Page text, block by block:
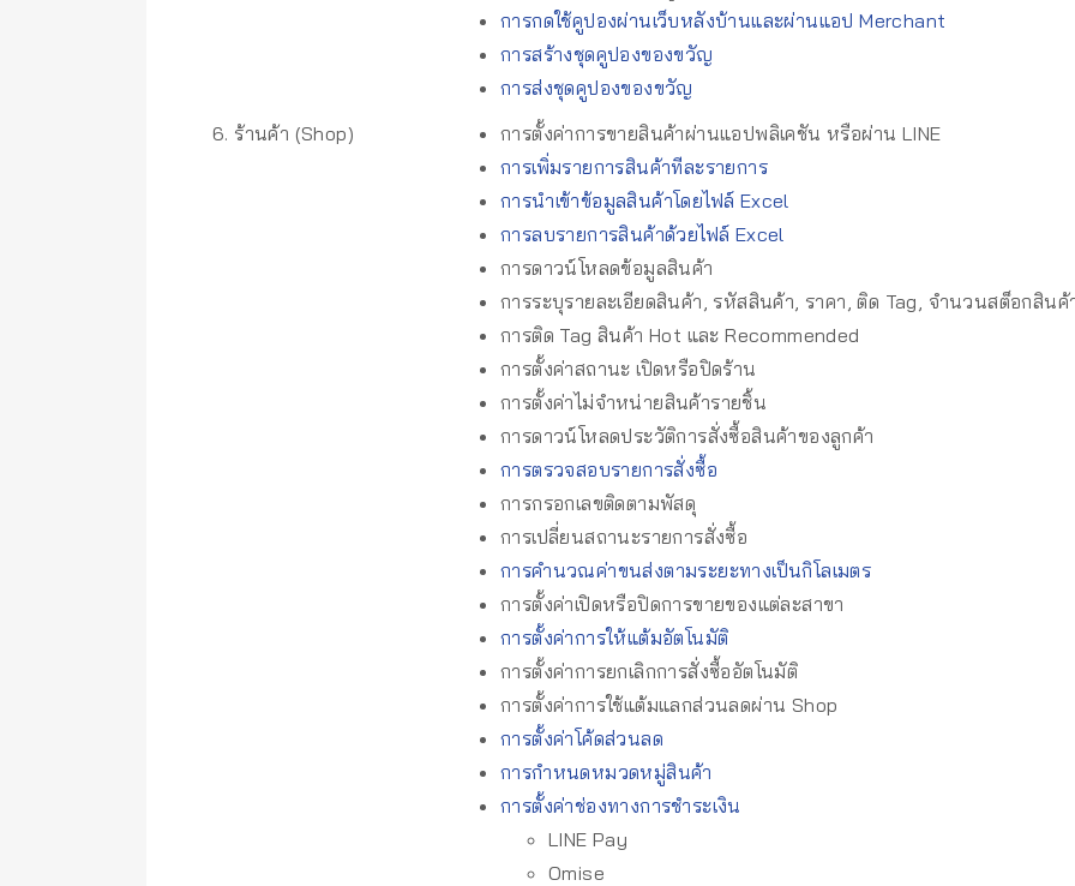
การกดใช้คูปองผ่านเว็บหลังบ้านและผ่านแอป Merchant
การสร้างชุดคูปองของขวัญ
การส่งชุดคูปองของขวัญ
6. ร้านค้า (Shop)
การตั้งค่าการขายสินค้าผ่านแอปพลิเคชัน หรือผ่าน LINE
การเพิ่มรายการสินค้าทีละรายการ
การนำเข้าข้อมูลสินค้าโดยไฟล์ Excel
การลบรายการสินค้าด้วยไฟล์ Excel
การดาวน์โหลดข้อมูลสินค้า
การระบุรายละเอียดสินค้า, รหัสสินค้า, ราคา, ติด Tag, จำนวนสต็อกสินค้
การติด Tag สินค้า Hot และ Recommended
การตั้งค่าสถานะ เปิดหรือปิดร้าน
การตั้งค่าไม่จำหน่ายสินค้ารายชิ้น
การดาวน์โหลดประวัติการสั่งซื้อสินค้าของลูกค้า
การตรวจสอบรายการสั่งซื้อ
การกรอกเลขติดตามพัสดุ
การเปลี่ยนสถานะรายการสั่งซื้อ
การคำนวณค่าขนส่งตามระยะทางเป็นกิโลเมตร
การตั้งค่าเปิดหรือปิดการขายของแต่ละสาขา
การตั้งค่าการให้แต้มอัตโนมัติ
การตั้งค่าการยกเลิกการสั่งซื้ออัตโนมัติ
การตั้งค่าการใช้แต้มแลกส่วนลดผ่าน Shop
การตั้งค่าโค้ดส่วนลด
การกำหนดหมวดหมู่สินค้า
การตั้งค่าช่องทางการชำระเงิน
LINE Pay
Omise